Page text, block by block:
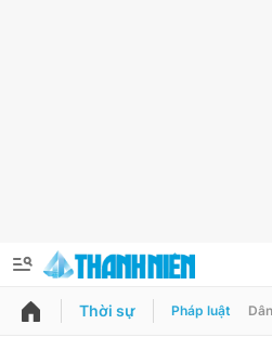
QUẢNG CÁO
Thời sự Pháp luật